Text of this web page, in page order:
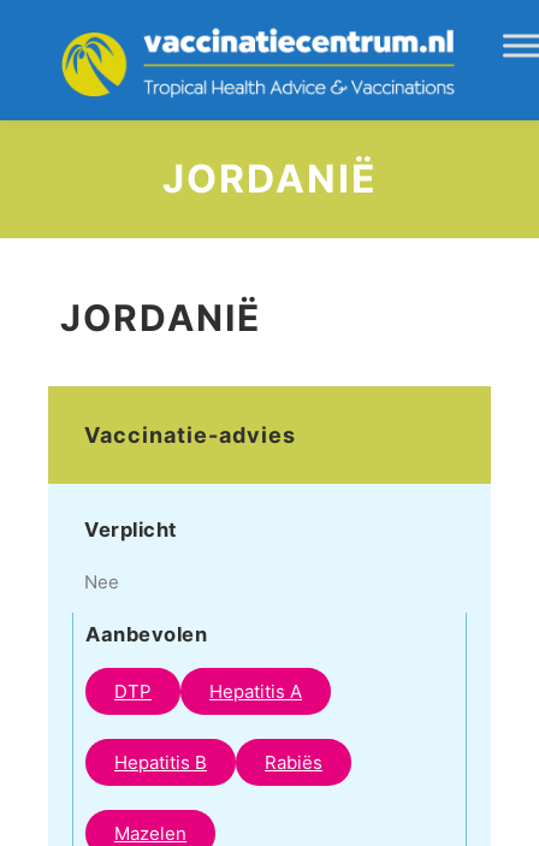
JORDANIË
JORDANIË
Vaccinatie-advies
Verplicht
Nee
Aanbevolen
DTP Hepatitis A
Hepatitis B Rabiës
Mazelen